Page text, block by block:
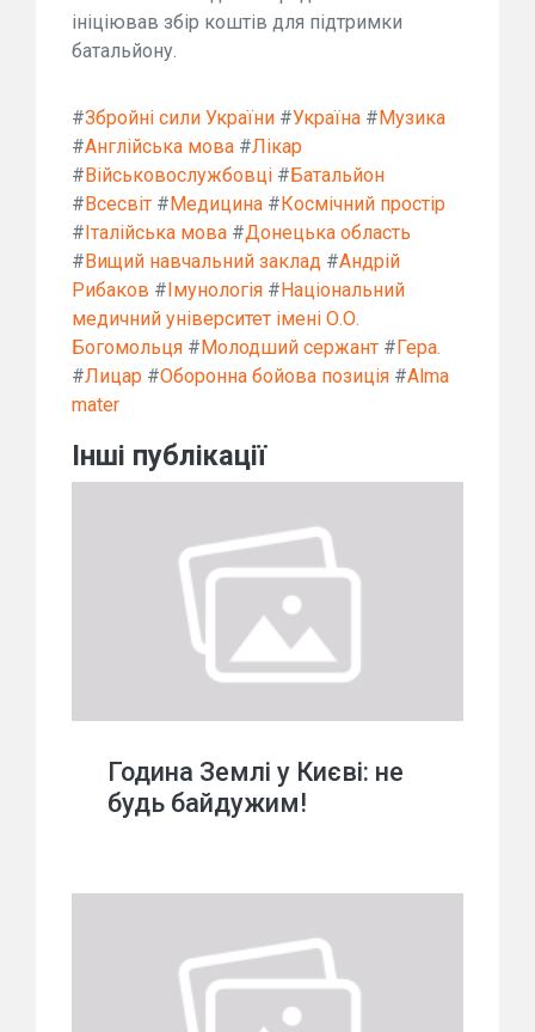
ініціював збір коштів для підтримки
батальйону.
#Збройні сили України #Україна # Музика
#Англійська мова #Лікар
# Військовослужбовці # Батальйон
# Всесвіт # Медицина # Космічний простір
# Італійська мова #Донецька область
# Вищий навчальний заклад #Андрій
Рибаков # Імунологія # Національний
медичний університет імені О.О.
Богомольця # Молодший сержант # Гера.
#Лицар #Оборонна бойова позиція #Alma
mater
Інші публікації
Година Землі у Києві: не
будь байдужим!